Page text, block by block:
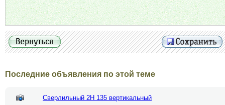
Последние объявления по этой теме
Сверлильный 2Н 135 вертикальный